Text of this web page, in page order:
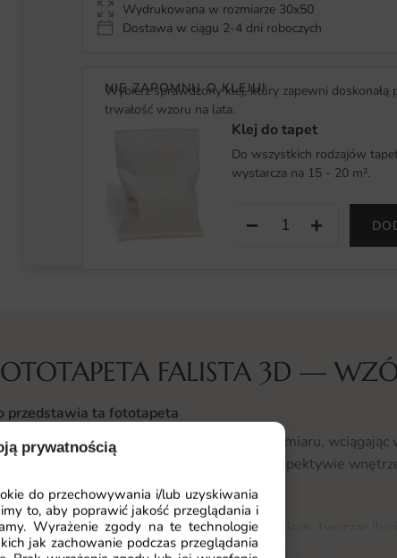
prywatnością
do przechowywania i/lub uzyskiwania
to, aby poprawić jakość przeglądania i
Wyrażenie zgody na te technologie
jak zachowanie podczas przeglądania
Wydrukowana w rozmiarze 30x50
Dostawa w ciągu 2-4 dni roboczych
NIE ZAPOMNIJ O KLEJU!
Wybierz sprawdzony klej, który zapewni doskonałą
trwałość wzoru na lata.
Klej do tapet
Do wszystkich rodzajów
wystarcza na 15 - 20 m².
− +
FALISTA 3D —
przedstawia ta fototapeta
Falista 3D korzysta z efektu trójwymiaru, wciągając
przestrzeni. Dzięki przemyślanej perspektywie
powiększoną geometrię.
kompozycji bawi się światłem i cieniem, tworząc
się przyglądać. To rozwiązanie dla miłośników
więcej